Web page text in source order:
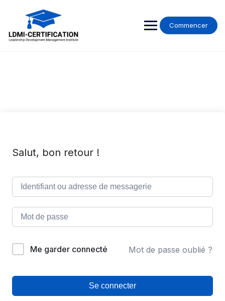
Commencer
Salut, bon retour !
Me garder connecté Mot de passe oublié ?
Se connecter